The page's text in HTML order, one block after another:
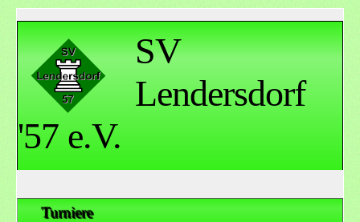
SV
Lendersdorf
'57 e.V.
Turniere